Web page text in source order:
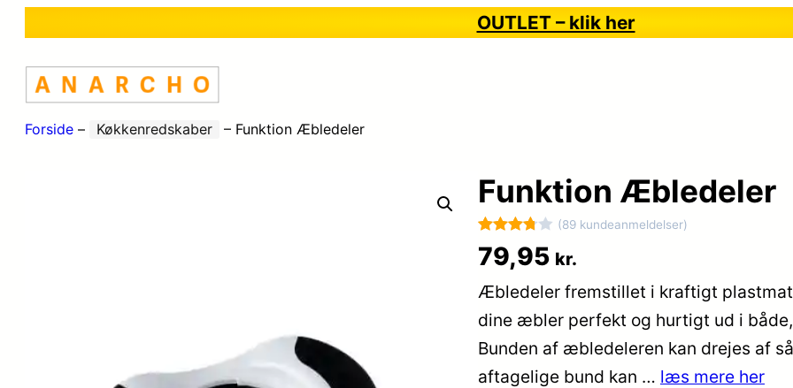
OUTLET – klik her
Forside – Køkkenredskaber – Funktion Æbledeler
Funktion Æbledeler
Bedømt
som
3.8ud af
på
89
kundebed
(89 kundeanmeldelser)
79,95 kr.
Æbledeler fremstillet i kraftigt
dine æbler perfekt og hurtigt ud i
Bunden af æbledeleren kan drejes af
aftagelige bund kan … læs mere her